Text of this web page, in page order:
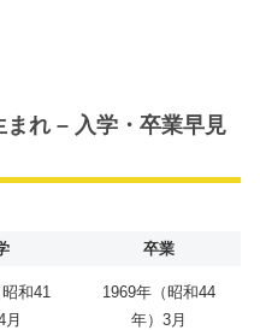
れ – 入学・卒業早見
卒業
和41
月
1969年（昭和44
年）3月